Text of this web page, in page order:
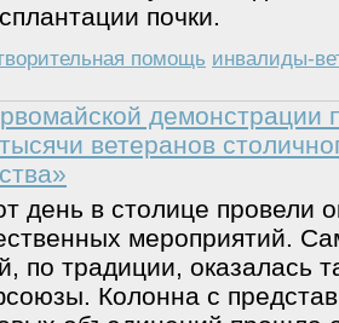
почки.
помощь инвалиды-
демонстрации
ветеранов
день в столице провели
мероприятий.
по традиции, оказалась
Колонна с